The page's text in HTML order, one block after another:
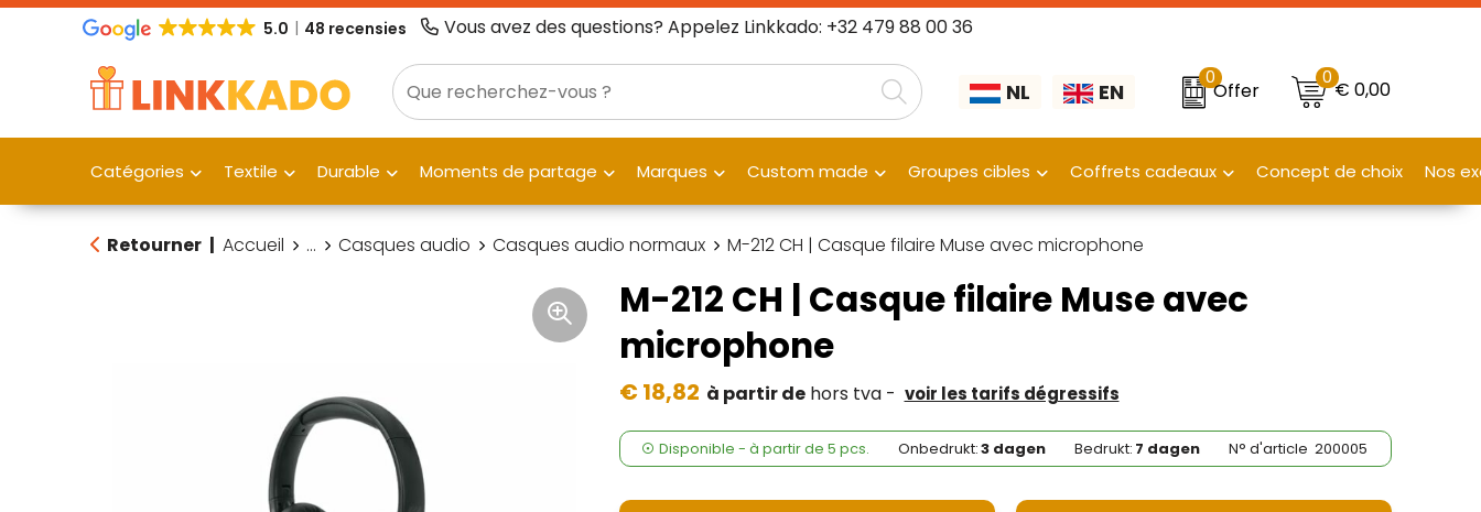
5.0 48 recensies Vous avez des questions? Appelez Linkkado: +32 479 88 00 36
NL EN
0
Offer
0€ 0,00
Catégories Textile Durable Moments de partage Marques Custom made Groupes cibles Coffrets cadeaux Concept de choix Nos
Retourner | Accueil ... Casques audio Casques audio normaux M-212 CH | Casque filaire Muse avec microphone
M-212 CH | Casque filaire Muse avec
microphone
€ 18,82 à partir dehors tva - voir les tarifs dégressifs
Disponible - à partir de 5 pcs. Onbedrukt:3 dagen Bedrukt: 7 dagen N° d'article200005